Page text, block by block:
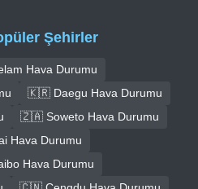
Şehirler
Hava Durumu
🇰🇷 Daegu Hava Durumu
🇿🇦 Soweto Hava Durumu
Hava Durumu
Hava Durumu